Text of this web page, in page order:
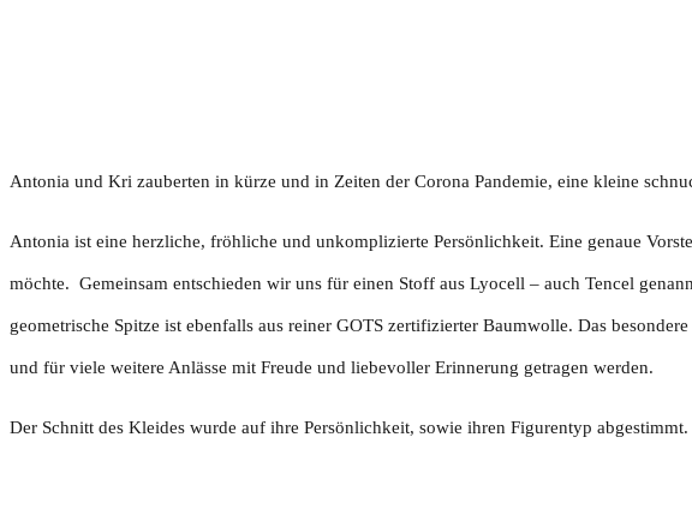
Antonia und Kri zauberten in kürze und in Zeiten der Corona Pandemie, eine kleine
Antonia ist eine herzliche, fröhliche und unkomplizierte Persönlichkeit. Eine genaue
möchte. Gemeinsam entschieden wir uns für einen Stoff aus Lyocell – auch Tencel
geometrische Spitze ist ebenfalls aus reiner GOTS zertifizierter Baumwolle. Das
und für viele weitere Anlässe mit Freude und liebevoller Erinnerung getragen werden.
Der Schnitt des Kleides wurde auf ihre Persönlichkeit, sowie ihren Figurentyp